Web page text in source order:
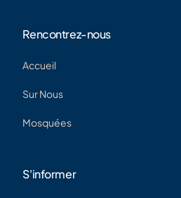
Rencontrez-nous
Accueil
Sur Nous
Mosquées
S'informer